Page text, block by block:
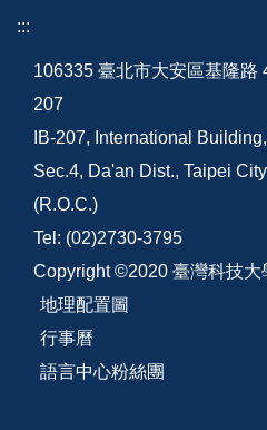
:::
106335 臺北市大安區基隆路
207
IB-207, International
Sec.4, Da'an Dist., Taipei
(R.O.C.)
Tel: (02)2730-3795
Copyright ©2020 臺灣科技大
地理配置圖
行事曆
語言中心粉絲團